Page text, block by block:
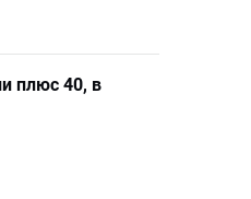
плюс 40, в